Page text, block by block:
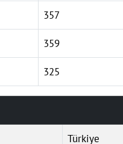
357
359
325
Türkiye